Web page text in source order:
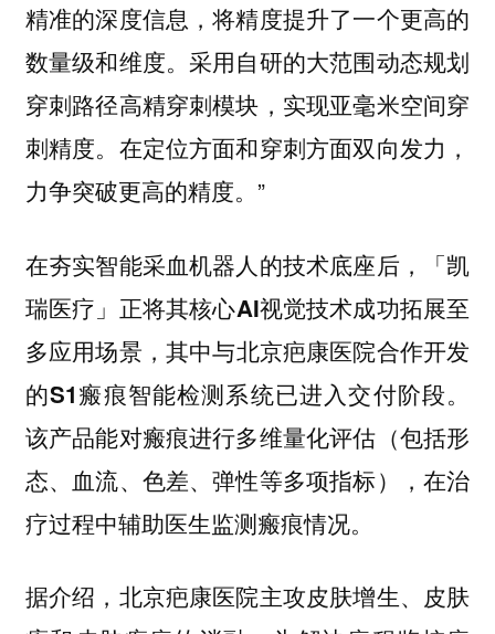
精准的深度信息，将精度提升了一个更高的
数量级和维度。采用自研的大范围动态规划
穿刺路径高精穿刺模块，实现亚毫米空间穿
刺精度。在定位方面和穿刺方面双向发力，
力争突破更高的精度。”
在夯实智能采血机器人的技术底座后，「凯
瑞医疗」正将其核心AI视觉技术成功拓展至
多应用场景，其中与北京疤康医院合作开发
的S1瘢痕智能检测系统已进入交付阶段。
该产品能对瘢痕进行多维量化评估（包括形
态、血流、色差、弹性等多项指标），在治
疗过程中辅助医生监测瘢痕情况。
据介绍，北京疤康医院主攻皮肤增生、皮肤